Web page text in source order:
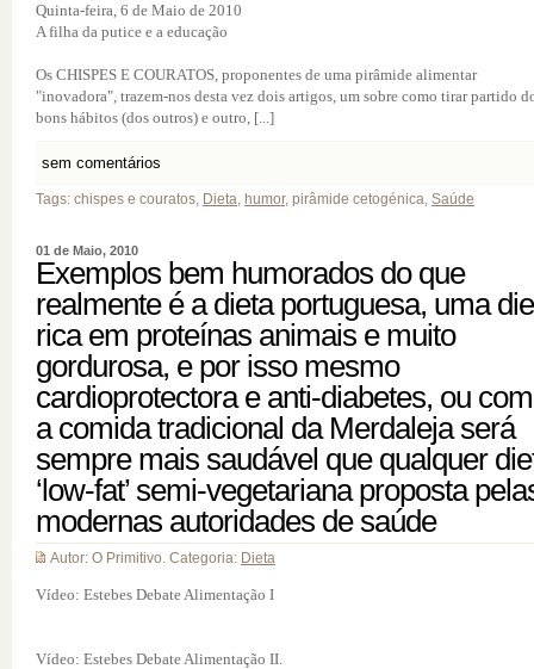
Quinta-feira, 6 de Maio de 2010
A filha da putice e a educação
Os CHISPES E COURATOS, proponentes de uma pirâmide alimentar
"inovadora", trazem-nos desta vez dois artigos, um sobre como tirar partido
bons hábitos (dos outros) e outro, [...]
sem comentários
Tags: chispes e couratos, Dieta, humor, pirâmide cetogénica, Saúde
01 de Maio, 2010
Exemplos bem humorados do que
realmente é a dieta portuguesa, uma
rica em proteínas animais e muito
gordurosa, e por isso mesmo
cardioprotectora e anti-diabetes, ou
a comida tradicional da Merdaleja será
sempre mais saudável que qualquer
‘low-fat’ semi-vegetariana proposta
modernas autoridades de saúde
Autor: O Primitivo. Categoria: Dieta
Vídeo: Estebes Debate Alimentação I
Vídeo: Estebes Debate Alimentação II.